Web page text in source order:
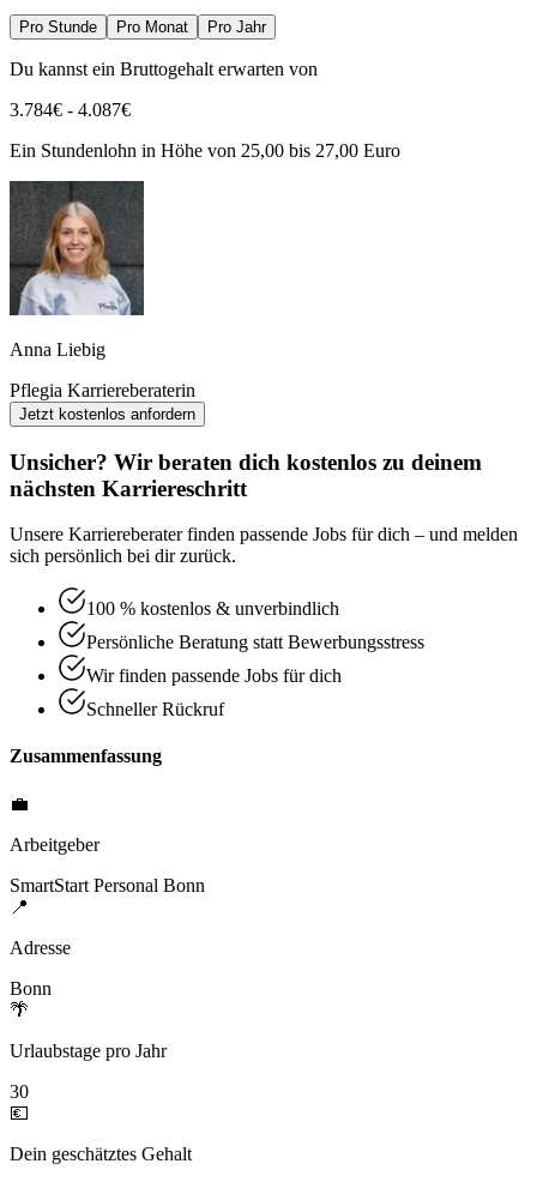
Pro Stunde Pro Monat Pro Jahr
Du kannst ein Bruttogehalt erwarten von
3.784€ - 4.087€
Ein Stundenlohn in Höhe von 25,00 bis 27,00 Euro
Anna Liebig
Pflegia Karriereberaterin
Jetzt kostenlos anfordern
Unsicher? Wir beraten dich kostenlos zu deinem
nächsten Karriereschritt
Unsere Karriereberater finden passende Jobs für dich – und melden
sich persönlich bei dir zurück.
100 % kostenlos & unverbindlich
Persönliche Beratung statt Bewerbungsstress
Wir finden passende Jobs für dich
Schneller Rückruf
Zusammenfassung
💼
Arbeitgeber
SmartStart Personal Bonn
📍
Adresse
Bonn
🌴
Urlaubstage pro Jahr
30
💶
Dein geschätztes Gehalt